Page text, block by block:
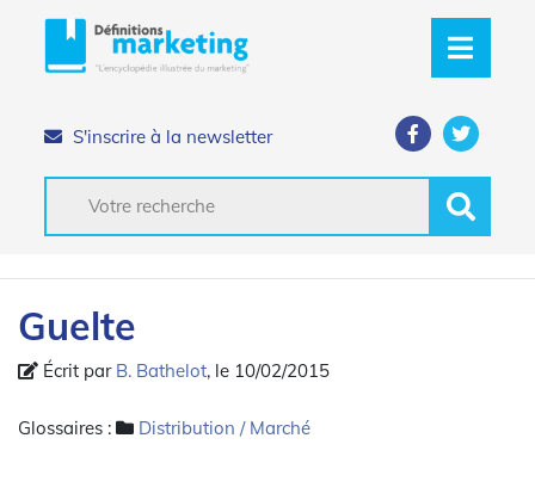
S'inscrire à la newsletter
Guelte
Écrit par B. Bathelot, le 10/02/2015
Glossaires : Distribution / Marché